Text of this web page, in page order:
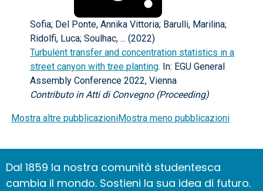
Sofia; Del Ponte, Annika Vittoria; Barulli, Marilina;
Ridolfi, Luca; Soulhac, ... (2022)
Turbulent transfer and concentration statistics in a
street canyon with tree planting. In: EGU General
Assembly Conference 2022, Vienna
Contributo in Atti di Convegno (Proceeding)
Mostra altre pubblicazioniMostra meno pubblicazioni
Dal 1859 la nostra comunità studentesca
cambia il mondo. Sostieni la sua idea di futuro.